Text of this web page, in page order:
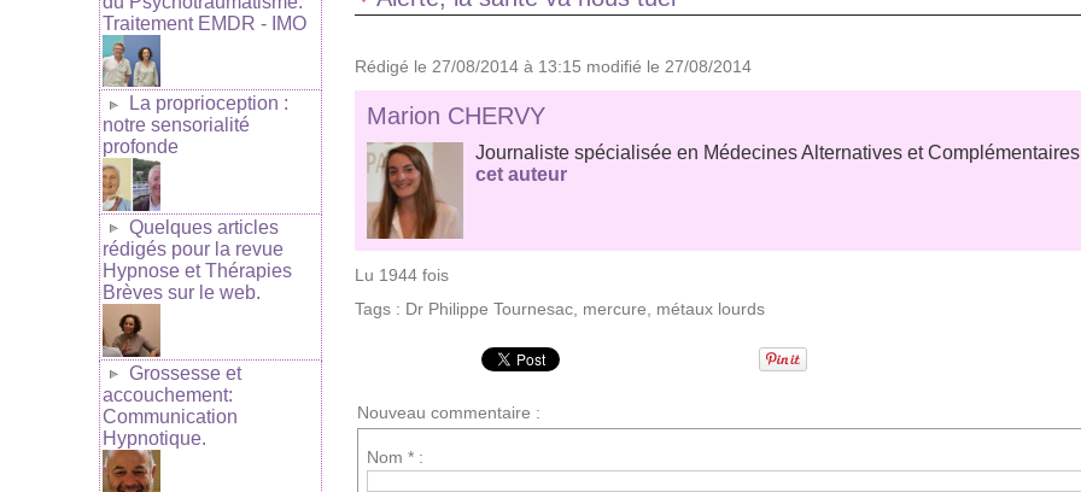
Traitement EMDR - IMO
La proprioception :
notre sensorialité
profonde
Quelques articles
rédigés pour la revue
Hypnose et Thérapies
Brèves sur le web.
Grossesse et
accouchement:
Communication
Hypnotique.
Rédigé le 27/08/2014 à 13:15 modifié le 27/08/2014
Marion CHERVY
Journaliste spécialisée en Médecines Alternatives et Complémentaires
cet auteur
Lu 1944 fois
Tags : Dr Philippe Tournesac mercure métaux lourds
Nouveau commentaire :
Nom * :